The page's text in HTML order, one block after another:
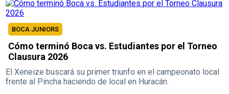
BOCA JUNIORS
Cómo terminó Boca vs. Estudiantes por el Torneo
Clausura 2026
El Xeneize buscará su primer triunfo en el campeonato local
frente al Pincha haciendo de local en Huracán.